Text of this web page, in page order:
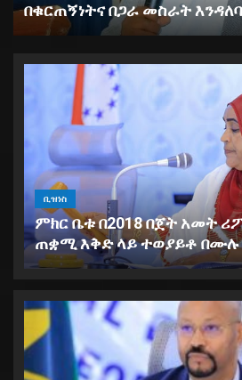
በቁርጠኝነትና በጋራ መስራት
ቢዝነስ
ምክር ቤቱ በ2018 በጀት አመት
ጠቋሚ እቅድ ላይ ተወያይቶ በሙሉ